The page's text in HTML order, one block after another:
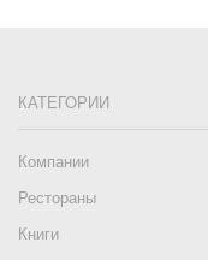
КАТЕГОРИИ
Компании
Рестораны
Книги